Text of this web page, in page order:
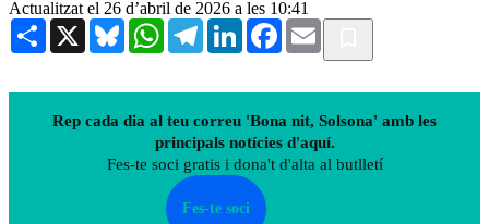
Actualitzat el 26 d’abril de 2026 a les 10:41
Share X BlueskyWhatsAppTelegramLinkedInFacebook
Email
Rep cada dia al teu correu 'Bona nit, Solsona' amb les
principals notícies d'aquí.
Fes-te soci gratis i dona't d'alta al butlletí
Fes-te soci